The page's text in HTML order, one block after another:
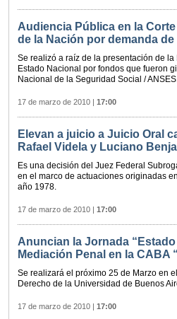
Audiencia Pública en la
de la Nación por demanda
Se realizó a raíz de la presentación de la
Estado Nacional por fondos que fueron
Nacional de la Seguridad Social /
17 de marzo de 2010 17:00
Elevan a juicio a Juicio Oral
Rafael Videla y Luciano
Es una decisión del Juez Federal
en el marco de actuaciones originadas
año 1978.
17 de marzo de 2010 17:00
Anuncian la Jornada
Mediación Penal en la CABA “
Se realizará el próximo 25 de Marzo en
Derecho de la Universidad de Buenos
17 de marzo de 2010 17:00